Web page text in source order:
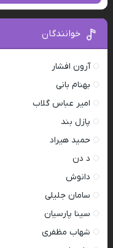
خوانندگان
آرون افشار
بهنام بانی
امیر عباس گلاب
پازل بند
حمید هیراد
د دن
دانوش
سامان جلیلی
سینا پارسیان
شهاب مظفری